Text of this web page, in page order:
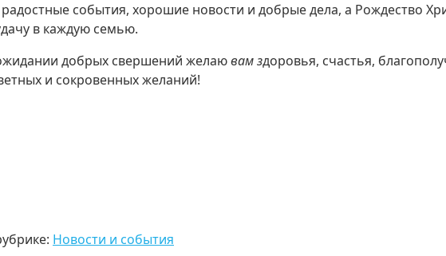
события, хорошие новости и добрые дела, а Рождество
в каждую семью.
добрых свершений желаювам здоровья, счастья,
и сокровенных желаний!
Новости и события